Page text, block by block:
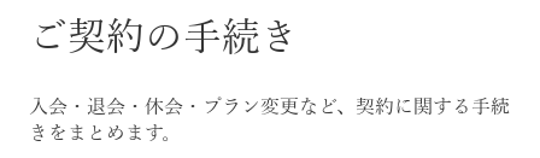
ご契約の手続き
入会・退会・休会・プラン変更など、契約に関する手続
きをまとめます。